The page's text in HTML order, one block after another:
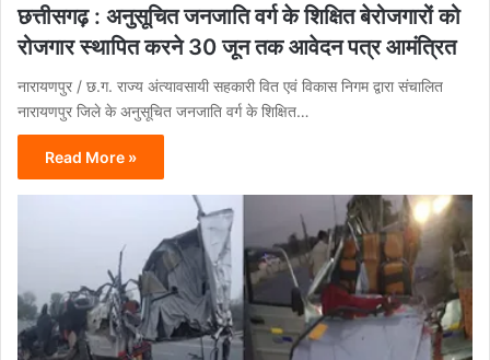
छत्तीसगढ़ : अनुसूचित जनजाति वर्ग के शिक्षित बेरोजगारों को
रोजगार स्थापित करने 30 जून तक आवेदन पत्र आमंत्रित
नारायणपुर / छ.ग. राज्य अंत्यावसायी सहकारी वित एवं विकास निगम द्वारा संचालित
नारायणपुर जिले के अनुसूचित जनजाति वर्ग के शिक्षित…
Read More »